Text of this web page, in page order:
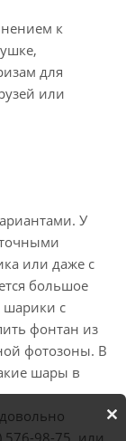
к
для
или
У
или даже с
большое
шарики с
фонтан из
фотозоны. В
шары в
576-98-75, или